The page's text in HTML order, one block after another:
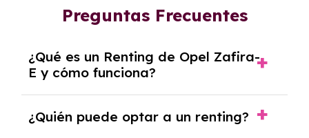
Preguntas Frecuentes
¿Qué es un Renting de Opel Zafira-
E y cómo funciona?
ElRenting de Opel Zafira-Ees una modalidad
¿Quién puede optar a un renting?